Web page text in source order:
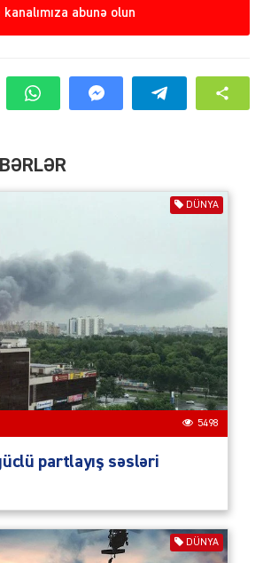
abunə olun
DÜNYA
5498
partlayış səsləri
DÜNYA